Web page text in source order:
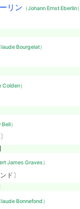
リン （Johann Ernst Eberlin）
Bourgelat）
Colden）
）
James Graves）
ド〕
Bonnefond）